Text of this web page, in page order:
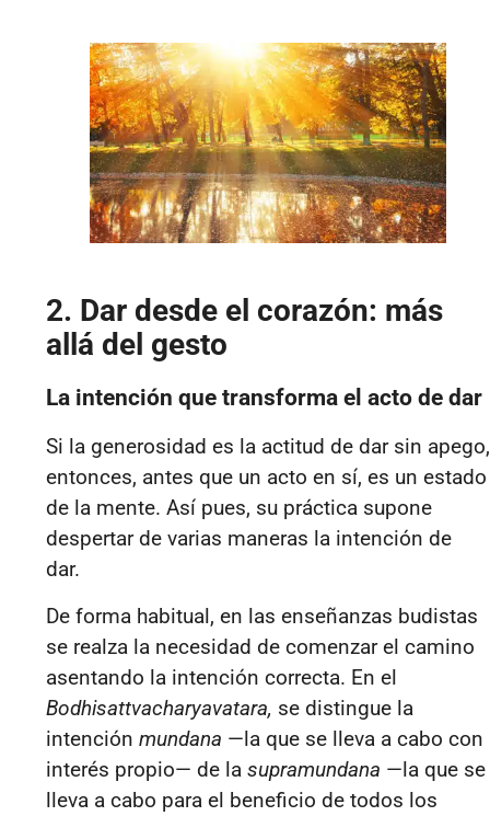
2. Dar desde el corazón: más
allá del gesto
La intención que transforma el acto de dar
Si la generosidad es la actitud de dar sin apego,
entonces, antes que un acto en sí, es un estado
de la mente. Así pues, su práctica supone
despertar de varias maneras la intención de
dar.
De forma habitual, en las enseñanzas budistas
se realza la necesidad de comenzar el camino
asentando la intención correcta. En el
Bodhisattvacharyavatara, se distingue la
intención mundana —la que se lleva a cabo con
interés propio— de la supramundana —la que se
lleva a cabo para el beneficio de todos los